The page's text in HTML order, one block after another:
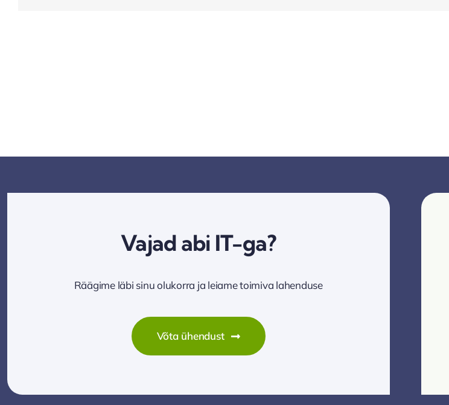
Vajad abi IT-ga?
Räägime läbi sinu olukorra ja leiame toimiva lahenduse
Võta ühendust